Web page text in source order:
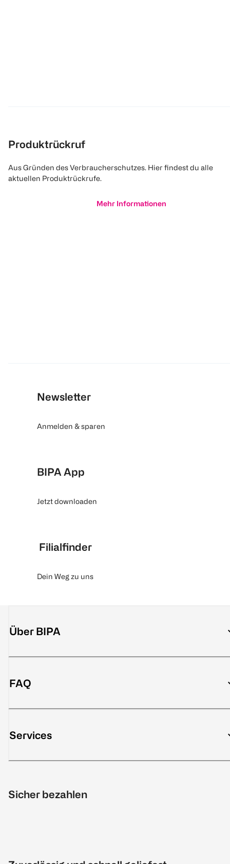
Produktrückruf
Aus Gründen des Verbraucherschutzes. Hier findest du alle
aktuellen Produktrückrufe.
Mehr Informationen
Newsletter
Anmelden & sparen
BIPA App
Jetzt downloaden
Filialfinder
Dein Weg zu uns
Über BIPA
FAQ
Services
Sicher bezahlen